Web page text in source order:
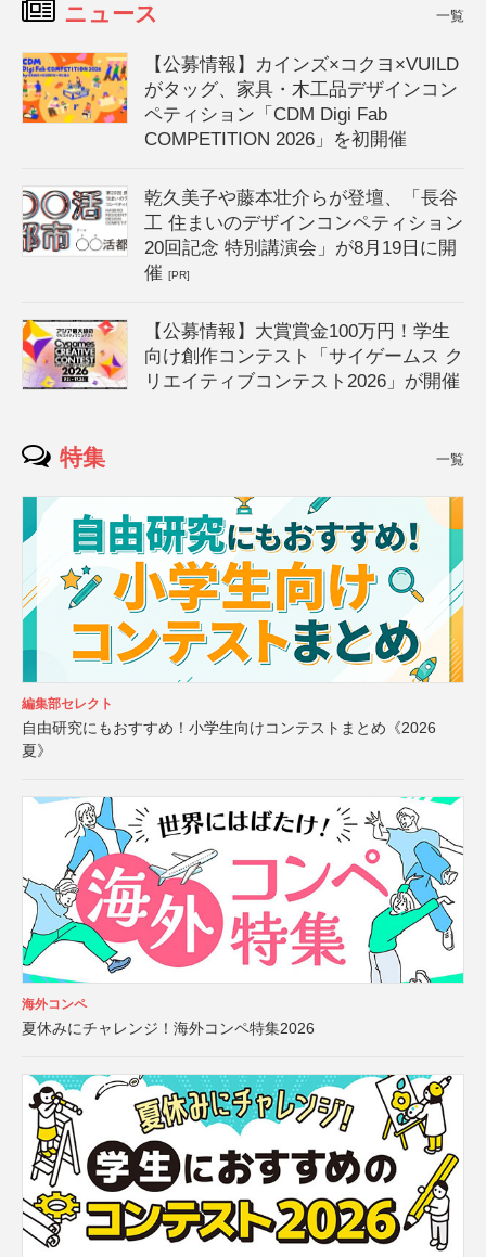
ニュース 一覧
【公募情報】カインズ×コクヨ×VUILD
がタッグ、家具・木工品デザインコン
ペティション「CDM Digi Fab
COMPETITION 2026」を初開催
乾久美子や藤本壮介らが登壇、「長谷
工 住まいのデザインコンペティション
20回記念 特別講演会」が8月19日に開
催[PR]
【公募情報】大賞賞金100万円！学生
向け創作コンテスト「サイゲームス ク
リエイティブコンテスト2026」が開催
特集 一覧
編集部セレクト
自由研究にもおすすめ！小学生向けコンテストまとめ《2026
夏》
海外コンペ
夏休みにチャレンジ！海外コンペ特集2026